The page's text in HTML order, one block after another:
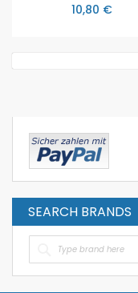
10,80 €
SEARCH BRANDS